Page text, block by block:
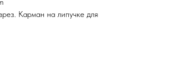
Карман на липучке для